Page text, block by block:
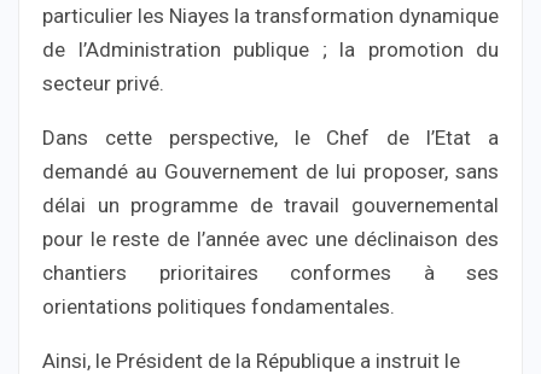
particulier les Niayes la transformation dynamique
de l’Administration publique ; la promotion du
secteur privé.
Dans cette perspective, le Chef de l’Etat a
demandé au Gouvernement de lui proposer, sans
délai un programme de travail gouvernemental
pour le reste de l’année avec une déclinaison des
chantiers prioritaires conformes à ses
orientations politiques fondamentales.
Ainsi, le Président de la République a instruit le